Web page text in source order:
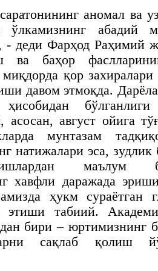
аномал ва
ўлкамизнинг абадий
- деди Фарҳод Раҳимий
баҳор
миқдорда қор
давом этмоқда.
ҳисобидан
асосан, август ойига
мунтазам
натижалари эса,
маълум
хавфли даражада
ҳукм сураётган
этиши табиий.
бири – юртимизнинг
сақлаб қолиш